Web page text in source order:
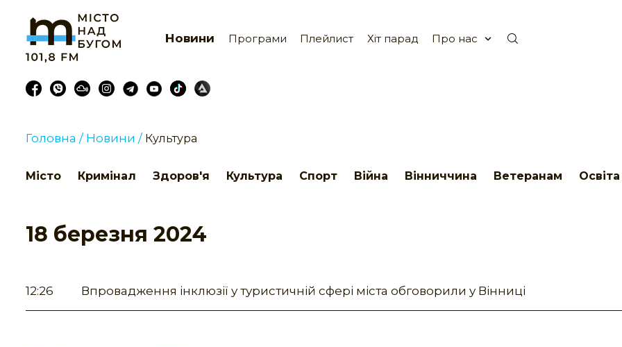
Новини Програми Плейлист Хіт парад Про нас
Головна / Новини / Культура
Місто Кримінал Здоров'я Культура Спорт Війна Вінниччина Ветеранам Освіта
18 березня 2024
12:26 Впровадження інклюзії у туристичній сфері міста обговорили у Вінниці